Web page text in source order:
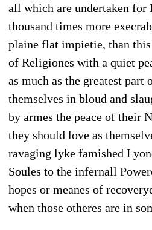
all which are undertaken for
thousand times more
plaine flat impietie, than
of Religiones with a quiet
as much as the greatest part
themselves in bloud and
by armes the peace of their
they should love as
ravaging lyke famished
Soules to the infernall
hopes or meanes of
when those otheres are in